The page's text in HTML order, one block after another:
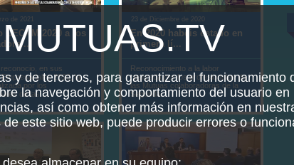
de 2021
CECAM 2020 a los
en sus
2020, la
por los
de las ...
23 de Diciembre de 2020
En 2020 habéis estado en
primera lí...
Reconocimiento a la labor
realizada por los profesionales de
las Mutuas colaboradoras de la
Segurida...
10
en
y de terceros, para garantizar el funcionamiento
la navegación y comportamiento del usuario
así como obtener más información en
este sitio web, puede producir errores o